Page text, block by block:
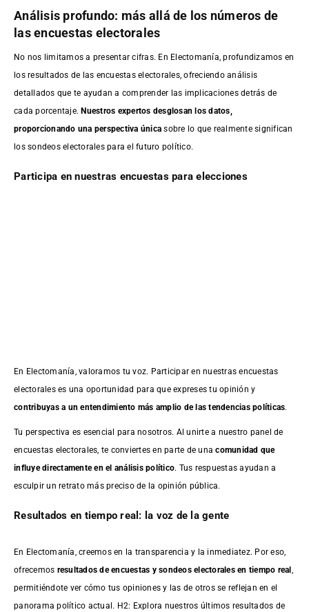
Análisis profundo: más allá de los números de
las encuestas electorales
No nos limitamos a presentar cifras. En Electomanía, profundizamos en
los resultados de las encuestas electorales, ofreciendo análisis
detallados que te ayudan a comprender las implicaciones detrás de
cada porcentaje.Nuestros expertos desglosan los datos,
proporcionando una perspectiva única sobre lo que realmente significan
los sondeos electorales para el futuro político.
Participa en nuestras encuestas para elecciones
En Electomanía, valoramos tu voz. Participar en nuestras encuestas
electorales es una oportunidad para que expreses tu opinión y
contribuyas a un entendimiento más amplio de las tendencias políticas.
Tu perspectiva es esencial para nosotros. Al unirte a nuestro panel de
encuestas electorales, te conviertes en parte de unacomunidad que
influye directamente en el análisis político. Tus respuestas ayudan a
esculpir un retrato más preciso de la opinión pública.
Resultados en tiempo real: la voz de la gente
En Electomanía, creemos en la transparencia y la inmediatez. Por eso,
ofrecemos resultados deencuestas y sondeos electorales en tiempo real
permitiéndote ver cómo tus opiniones y las de otros se reflejan en el
panorama político actual. H2: Explora nuestros últimos resultados de